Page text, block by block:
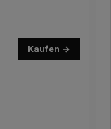
Kaufen →